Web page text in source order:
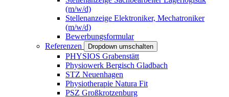
(m/w/d)
Stellenanzeige Elektroniker, Mechatroniker
(m/w/d)
Bewerbungsformular
Referenzen
Dropdown umschalten
PHYSIOS Grabenstätt
Physiowerk Bergisch Gladbach
STZ Neuenhagen
Physiotherapie Natura Fit
PSZ Großkrotzenburg